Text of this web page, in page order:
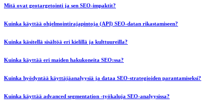
Mitä ovat geotargetointi ja sen SEO-impaktit?
Kuinka käyttää ohjelmointirajapintoja (API) SEO-datan rikastamiseen?
Kuinka käsitellä sisältöä eri kielillä ja kulttuureilla?
Kuinka käyttää eri maiden hakukoneita SEO:ssa?
Kuinka hyödyntää käyttäjäanalyysiä ja dataa SEO-strategioiden parantamiseksi?
Kuinka käyttää advanced segmentation -työkaluja SEO-analyysissa?